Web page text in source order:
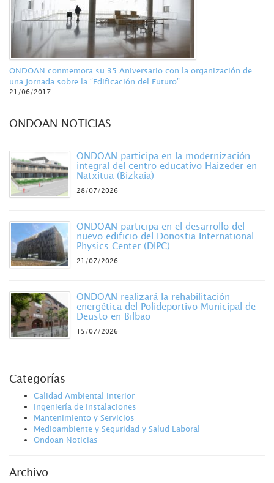
ONDOAN conmemora su 35 Aniversario con la organización de
una Jornada sobre la “Edificación del Futuro”
21/06/2017
ONDOAN NOTICIAS
ONDOAN participa en la modernización
integral del centro educativo Haizeder en
Natxitua (Bizkaia)
28/07/2026
ONDOAN participa en el desarrollo del
nuevo edificio del Donostia International
Physics Center (DIPC)
21/07/2026
ONDOAN realizará la rehabilitación
energética del Polideportivo Municipal de
Deusto en Bilbao
15/07/2026
Categorías
Calidad Ambiental Interior
Ingeniería de instalaciones
Mantenimiento y Servicios
Medioambiente y Seguridad y Salud Laboral
Ondoan Noticias
Archivo